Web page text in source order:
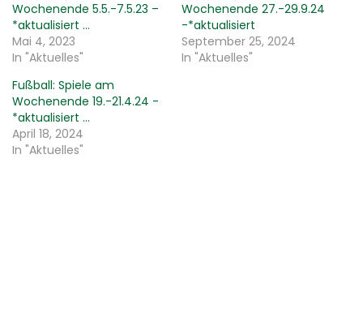
Wochenende 5.5.-7.5.23 –
*aktualisiert …
Mai 4, 2023
In "Aktuelles"
Wochenende 27.-29.9.24
-*aktualisiert
September 25, 2024
In "Aktuelles"
Fußball: Spiele am
Wochenende 19.-21.4.24 -
*aktualisiert …
April 18, 2024
In "Aktuelles"